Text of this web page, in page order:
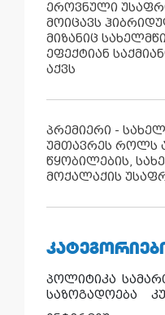
ეროვნული
მოიცავს
მიზანიც
ეფექტიან
აქვს
პრემიერი -
უმთავრეს როლს
წყობილების,
მოქალაქის
პოლიტიკა
საზოგადოება